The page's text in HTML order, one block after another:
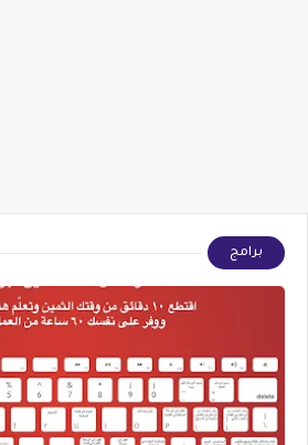
برامج